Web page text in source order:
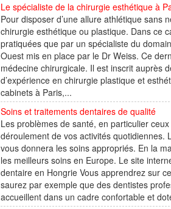
Le spécialiste de la chirurgie esthétique à
Pour disposer d’une allure athlétique sans
chirurgie esthétique ou plastique. Dans ce
pratiquées que par un spécialiste du
Ouest mis en place par le Dr Weiss. Ce
médecine chirurgicale. Il est inscrit auprès
d’expérience en chirurgie plastique et
cabinets à Paris,...
Soins et traitements dentaires de qualité
Les problèmes de santé, en particulier
déroulement de vos activités quotidiennes.
vous donnera les soins appropriés. En la
les meilleurs soins en Europe. Le site
dentaire en Hongrie Vous apprendrez sur
saurez par exemple que des dentistes
accueillent dans un cadre confortable et